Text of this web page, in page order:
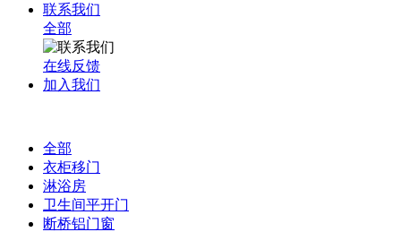
联系我们
全部
在线反馈
加入我们
全部
衣柜移门
淋浴房
卫生间平开门
断桥铝门窗